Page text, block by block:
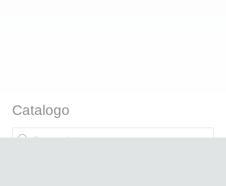
Catalogo
Products
search